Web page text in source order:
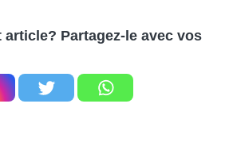
article? Partagez-le avec vos